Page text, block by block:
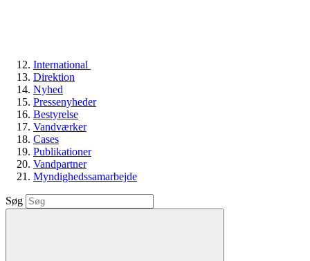
International
Direktion
Nyhed
Pressenyheder
Bestyrelse
Vandværker
Cases
Publikationer
Vandpartner
Myndighedssamarbejde
Søg